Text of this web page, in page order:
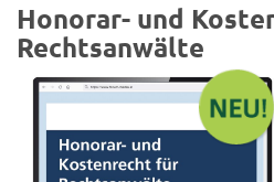
Honorar- und
Rechtsanwälte